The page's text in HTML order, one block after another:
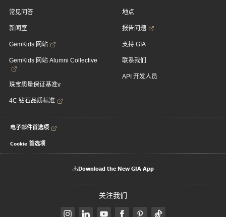
常见问答
新闻室
GemKids 网站
GemKids 网站 Alumni Collective
珠宝质量保证基准v
4C 钻石品质标准
地点
报告问题
支持 GIA
联系我们
API 开发人员
电子邮件首选项
Cookie 首选项
Download the New GIA App
关注我们